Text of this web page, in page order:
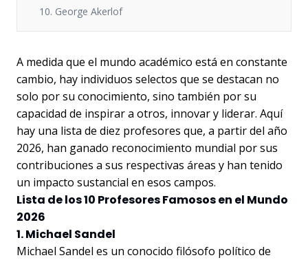
10. George Akerlof
A medida que el mundo académico está en constante
cambio, hay individuos selectos que se destacan no
solo por su conocimiento, sino también por su
capacidad de inspirar a otros, innovar y liderar. Aquí
hay una lista de diez profesores que, a partir del año
2026, han ganado reconocimiento mundial por sus
contribuciones a sus respectivas áreas y han tenido
un impacto sustancial en esos campos.
Lista de los 10 Profesores Famosos en el Mundo
2026
1. Michael Sandel
Michael Sandel es un conocido filósofo político de